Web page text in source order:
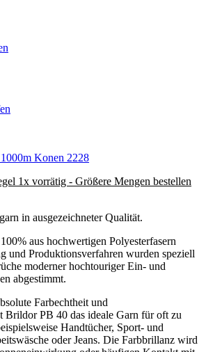
1x vorrätig - Größere Mengen bestellen
in ausgezeichneter Qualität.
aus hochwertigen Polyesterfasern
und Produktionsverfahren wurden speziell
moderner hochtouriger Ein- und
abgestimmt.
Farbechtheit und
Brildor PB 40 das ideale Garn für oft zu
Handtücher, Sport- und
oder Jeans. Die Farbbrillanz wird